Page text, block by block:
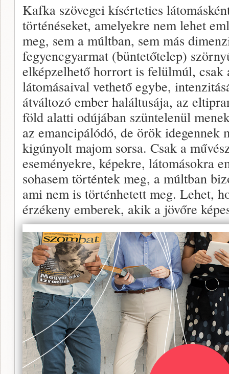
Kafka szövegei kísérteties
történéseket, amelyekre nem lehet
meg, sem a múltban, sem más
fegyencgyarmat (büntetőtelep)
elképzelhető horrort is felülmúl,
látomásaival vethető egybe,
átváltozó ember haláltusája, az
föld alatti odújában szüntelenül
az emancipálódó, de örök idegennek
kigúnyolt majom sorsa. Csak a
eseményekre, képekre, látomásokra
sohasem történtek meg, a múltban
ami nem is történhetett meg. Lehet,
érzékeny emberek, akik a jövőre